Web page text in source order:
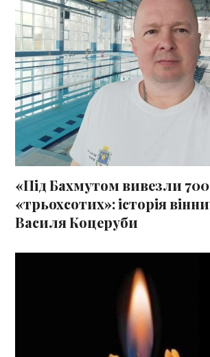
«Під Бахмутом вивезли 700
«трьохсотих»: історія
Василя Коцеруби